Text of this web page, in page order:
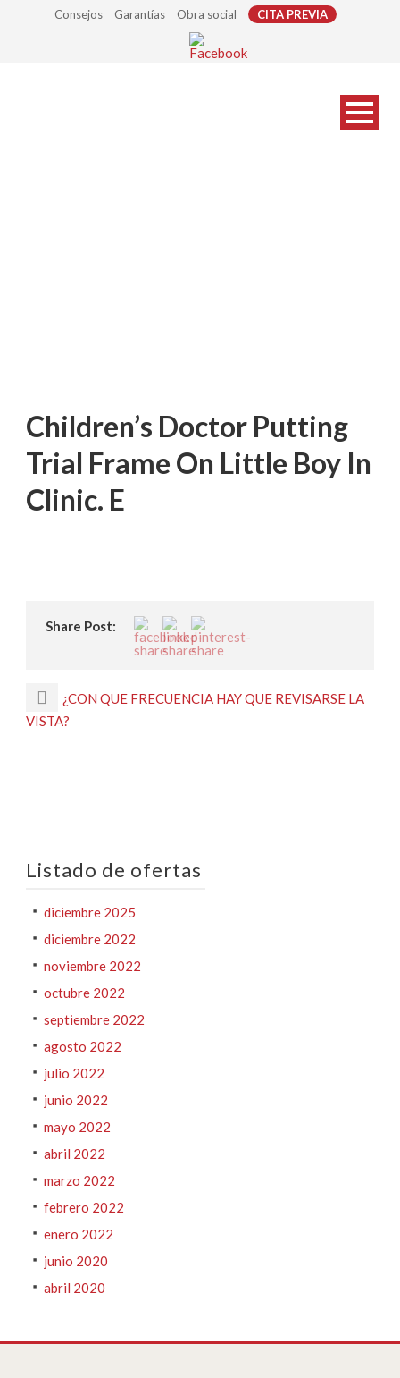
Consejos Garantías Obra social CITA PREVIA
Children’s Doctor Putting
Trial Frame On Little Boy In
Clinic. E
Share Post:
¿CON QUE FRECUENCIA HAY QUE REVISARSE LA
VISTA?
Listado de ofertas
diciembre 2025
diciembre 2022
noviembre 2022
octubre 2022
septiembre 2022
agosto 2022
julio 2022
junio 2022
mayo 2022
abril 2022
marzo 2022
febrero 2022
enero 2022
junio 2020
abril 2020